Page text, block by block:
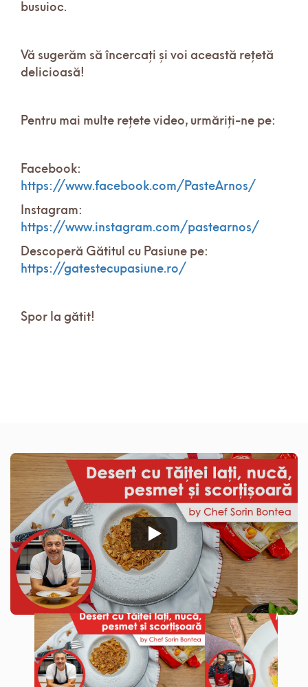
busuioc.
Vă sugerăm să încercați și voi această rețetă
delicioasă!
Pentru mai multe rețete video, urmăriți-ne pe:
Facebook:
https://www.facebook.com/PasteArnos/
Instagram:
https://www.instagram.com/pastearnos/
Descoperă Gătitul cu Pasiune pe:
https://gatestecupasiune.ro/
Spor la gătit!